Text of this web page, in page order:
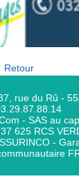
Retour
rue du Rû -
- SAS au
625 RCS
-